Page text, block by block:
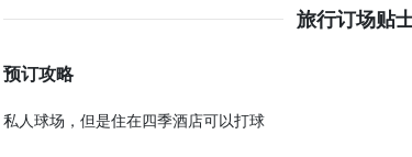
旅行订场贴
预订攻略
私人球场，但是住在四季酒店可以打球